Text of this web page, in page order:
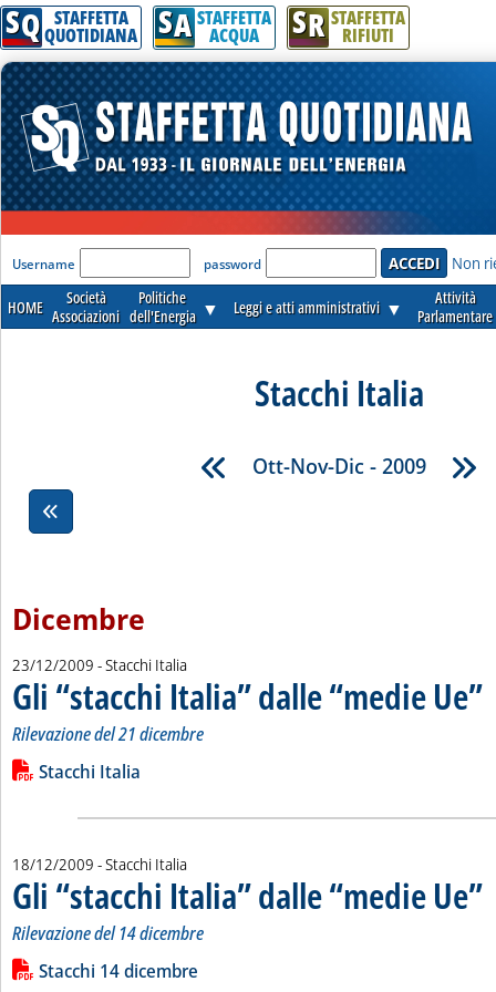
SQ STAFFETTA
QUOTIDIANA SA STAFFETTA
ACQUA SR STAFFETTA
RIFIUTI
'Modulo Login per accedere'
Username password Non
HOME
Società
Associazioni
Politiche
dell'Energia ▼ Leggi e atti amministrativi ▼
Attività
Parlamentare
Stacchi Italia
Ott-Nov-Dic - 2009
Dicembre
23/12/2009 - Stacchi Italia
Gli “stacchi Italia” dalle “medie Ue”..
Rilevazione del 21 dicembre
Leggi tutta la notizia: 'Gli “stacchi Italia” dalle “medie Ue”'
Lista allegati PDF alla notizia
Stacchi Italia
18/12/2009 - Stacchi Italia
Gli “stacchi Italia” dalle “medie Ue”..
Rilevazione del 14 dicembre
Leggi tutta la notizia: 'Gli “stacchi Italia” dalle “medie Ue”'
Lista allegati PDF alla notizia
Stacchi 14 dicembre